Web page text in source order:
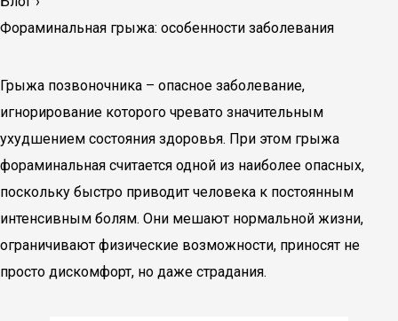
Фораминальная грыжа: особенности заболевания
Грыжа позвоночника – опасное заболевание,
игнорирование которого чревато значительным
ухудшением состояния здоровья. При этом грыжа
фораминальная считается одной из наиболее опасных,
поскольку быстро приводит человека к постоянным
интенсивным болям. Они мешают нормальной жизни,
ограничивают физические возможности, приносят не
просто дискомфорт, но даже страдания.